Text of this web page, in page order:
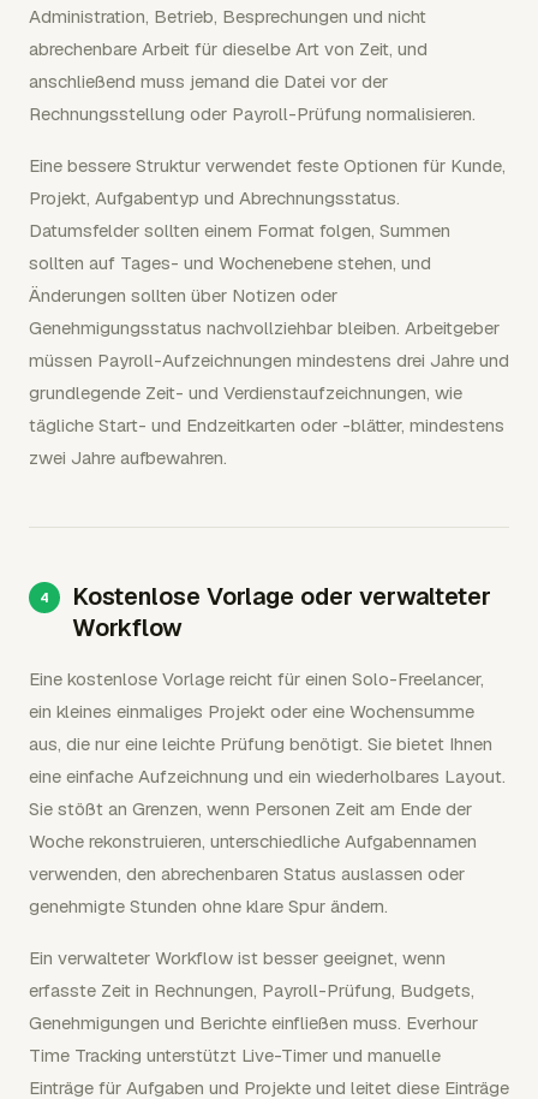
Administration, Betrieb, Besprechungen und nicht
abrechenbare Arbeit für dieselbe Art von Zeit, und
anschließend muss jemand die Datei vor der
Rechnungsstellung oder Payroll-Prüfung normalisieren.
Eine bessere Struktur verwendet feste Optionen für Kunde,
Projekt, Aufgabentyp und Abrechnungsstatus.
Datumsfelder sollten einem Format folgen, Summen
sollten auf Tages- und Wochenebene stehen, und
Änderungen sollten über Notizen oder
Genehmigungsstatus nachvollziehbar bleiben. Arbeitgeber
müssen Payroll-Aufzeichnungen mindestens drei Jahre und
grundlegende Zeit- und Verdienstaufzeichnungen, wie
tägliche Start- und Endzeitkarten oder -blätter, mindestens
zwei Jahre aufbewahren.
Kostenlose Vorlage oder verwalteter
Workflow
Eine kostenlose Vorlage reicht für einen Solo-Freelancer,
ein kleines einmaliges Projekt oder eine Wochensumme
aus, die nur eine leichte Prüfung benötigt. Sie bietet Ihnen
eine einfache Aufzeichnung und ein wiederholbares Layout.
Sie stößt an Grenzen, wenn Personen Zeit am Ende der
Woche rekonstruieren, unterschiedliche Aufgabennamen
verwenden, den abrechenbaren Status auslassen oder
genehmigte Stunden ohne klare Spur ändern.
Ein verwalteter Workflow ist besser geeignet, wenn
erfasste Zeit in Rechnungen, Payroll-Prüfung, Budgets,
Genehmigungen und Berichte einfließen muss. Everhour
Time Tracking unterstützt Live-Timer und manuelle
Einträge für Aufgaben und Projekte und leitet diese Einträge